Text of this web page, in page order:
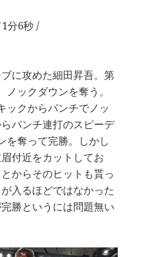
分6秒 /
に攻めた細田昇吾。第
ックダウンを奪う。
ックからパンチでノッ
パンチ連打のスピーデ
を奪って完勝。しかし
付近をカットしてお
からそのヒットも貰っ
入るほどではなかった
勝というには問題無い